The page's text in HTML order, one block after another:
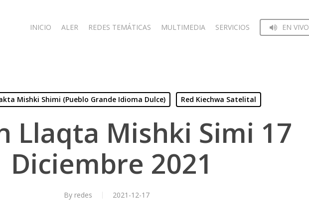
INICIO ALER REDES TEMÁTICAS MULTIMEDIA SERVICIOS EN VIVO
Mishki Shimi (Pueblo Grande Idioma Dulce) Red Kiechwa Satelital
Llaqta Mishki Simi 17
Diciembre 2021
By redes 2021-12-17